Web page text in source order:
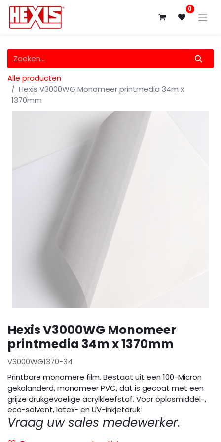
0
Alle producten
Hexis V3000WG Monomeer printmedia 34m x
1370mm
Hexis V3000WG Monomeer
printmedia 34m x 1370mm
V3000WG1370-34
Printbare monomere film. Bestaat uit een 100-Micron
gekalanderd, monomeer PVC, dat is gecoat met een
grijze drukgevoelige acrylkleefstof. Voor oplosmiddel-,
eco-solvent, latex- en UV-inkjetdruk.
Vraag uw sales medewerker.